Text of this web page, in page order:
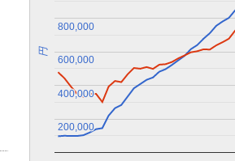
200,000
200,000
400,000
400,000
600,000
600,000
800,000
800,000
円